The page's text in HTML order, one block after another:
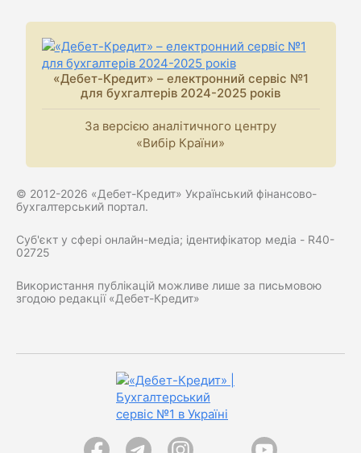
«Дебет-Кредит» – електронний сервіс №1
для бухгалтерів 2024-2025 років
За версією аналітичного центру
«Вибір Країни»
© 2012-2026 «Дебет-Кредит» Український фінансово-
бухгалтерський портал.
Суб'єкт у сфері онлайн-медіа; ідентифікатор медіа - R40-
02725
Використання публікацій можливе лише за письмовою
згодою редакції «Дебет-Кредит»